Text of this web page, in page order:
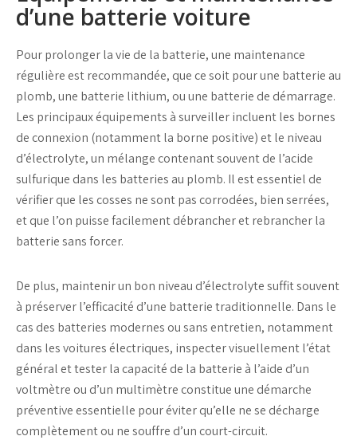
d’une batterie voiture
Pour prolonger lavie de la batterie, une maintenance
régulière est recommandée, que ce soit pour une batterie au
plomb, une batterie lithium, ou une batterie de démarrage.
Les principaux équipements à surveiller incluent les bornes
de connexion (notamment la borne positive) et le niveau
d’électrolyte, un mélange contenant souvent de l’acide
sulfurique dans les batteries au plomb. Il est essentiel de
vérifier que les cosses ne sont pas corrodées, bien serrées,
et que l’on puisse facilementdébrancheretrebrancherla
batterie sans forcer.
De plus, maintenir un bon niveau d’électrolyte suffit souvent
à préserver l’efficacité d’une batterie traditionnelle. Dans le
cas des batteries modernes ou sans entretien, notamment
dans lesvoitures électriques, inspecter visuellement l’état
général et tester la capacité de la batterie à l’aide d’un
voltmètre ou d’un multimètre constitue une démarche
préventive essentielle pour éviter qu’elle ne se décharge
complètement ou ne souffre d’un court-circuit.